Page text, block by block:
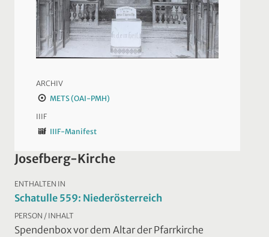
ARCHIV
METS (OAI-PMH)
IIIF
IIIF-Manifest
Josefberg-Kirche
ENTHALTEN IN
Schatulle 559: Niederösterreich
PERSON / INHALT
Spendenbox vor dem Altar der Pfarrkirche